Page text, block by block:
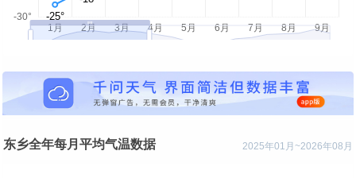
2025年01月~2026年08月
东乡全年每月平均气温数据